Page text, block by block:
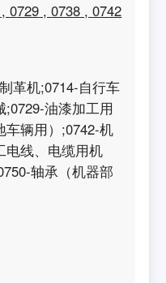
,0729 ,0738 ,0742
革机;0714-自行车
;0729-油漆加工用
车辆用）;0742-机
电线、电缆用机
轴承（机器部